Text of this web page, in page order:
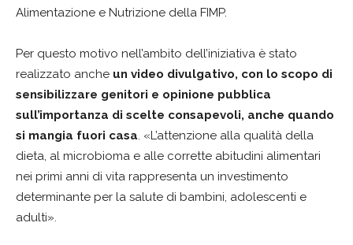
Alimentazione e Nutrizione della FIMP.
Per questo motivo nell’ambito dell’iniziativa è stato
realizzato anche un video divulgativo, con lo scopo di
sensibilizzare genitori e opinione pubblica
sull’importanza di scelte consapevoli, anche quando
si mangia fuori casa. «L’attenzione alla qualità della
dieta, al microbioma e alle corrette abitudini alimentari
nei primi anni di vita rappresenta un investimento
determinante per la salute di bambini, adolescenti e
adulti».